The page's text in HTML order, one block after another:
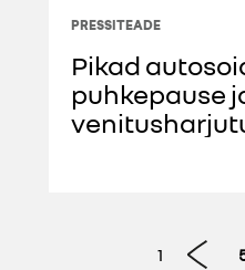
PRESSITEADE
Pikad
puhkepause
1